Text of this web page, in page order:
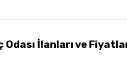
Odası İlanları ve